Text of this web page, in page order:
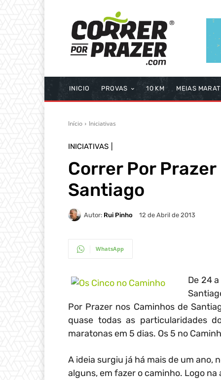
INICIO PROVAS 10 KM MEIAS
Início Iniciativas
INICIATIVAS
Correr Por
Santiago
Autor: Rui Pinho 12 de Abril de 2013
WhatsApp
De 24
Por Prazer nos Caminhos de
quase todas as particularidades
maratonas em 5 dias. Os 5 no
A ideia surgiu já há mais de um ano,
alguns, em fazer o caminho. Logo